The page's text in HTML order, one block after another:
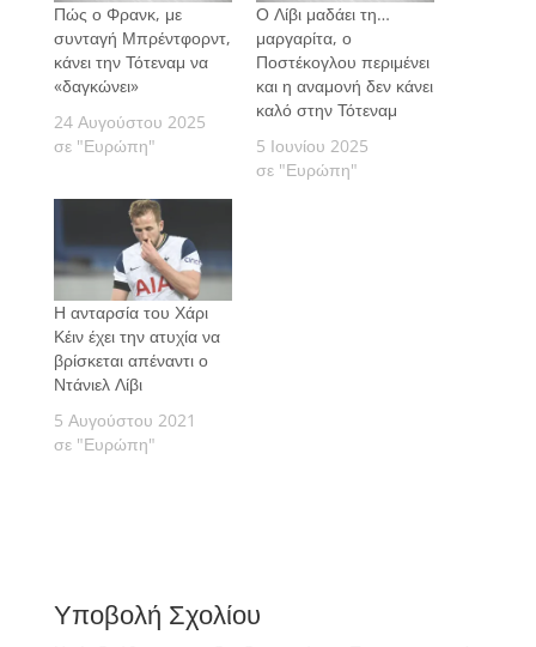
Πώς ο Φρανκ, με
συνταγή Μπρέντφορντ,
κάνει την Τότεναμ να
«δαγκώνει»
24 Αυγούστου 2025
σε "Ευρώπη"
Ο Λίβι μαδάει τη…
μαργαρίτα, ο
Ποστέκογλου περιμένει
και η αναμονή δεν κάνει
καλό στην Τότεναμ
5 Ιουνίου 2025
σε "Ευρώπη"
Η ανταρσία του Χάρι
Κέιν έχει την ατυχία να
βρίσκεται απέναντι ο
Ντάνιελ Λίβι
5 Αυγούστου 2021
σε "Ευρώπη"
Υποβολή Σχολίου